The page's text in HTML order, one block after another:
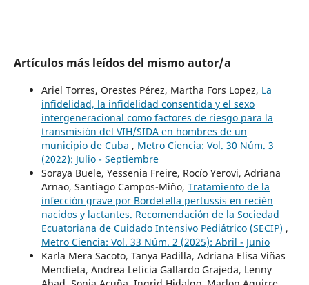
Artículos más leídos del mismo autor/a
Ariel Torres, Orestes Pérez, Martha Fors Lopez, La
infidelidad, la infidelidad consentida y el sexo
intergeneracional como factores de riesgo para la
transmisión del VIH/SIDA en hombres de un
municipio de Cuba , Metro Ciencia: Vol. 30 Núm. 3
(2022): Julio - Septiembre
Soraya Buele, Yessenia Freire, Rocío Yerovi, Adriana
Arnao, Santiago Campos-Miño, Tratamiento de la
infección grave por Bordetella pertussis en recién
nacidos y lactantes. Recomendación de la Sociedad
Ecuatoriana de Cuidado Intensivo Pediátrico (SECIP) ,
Metro Ciencia: Vol. 33 Núm. 2 (2025): Abril - Junio
Karla Mera Sacoto, Tanya Padilla, Adriana Elisa Viñas
Mendieta, Andrea Leticia Gallardo Grajeda, Lenny